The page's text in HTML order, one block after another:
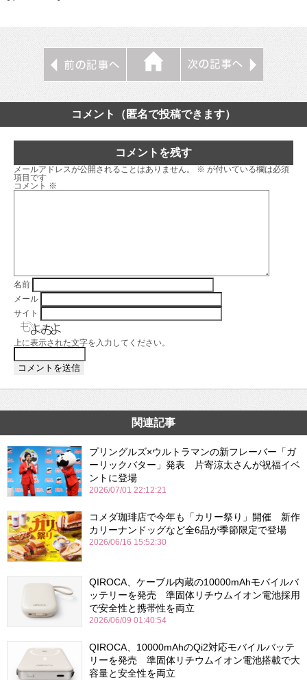
コメント（匿名で投稿できます）
コメントを残す
メールアドレスが公開されることはありません。 ※ が付いている欄は必須
項目です
コメント ※
名前
メール
サイト
上に表示された文字を入力してください。
関連記事
プリングルズ×ウルトラマンの新フレーバー「ガ
ーリックバター」発表 片寄涼太さんが祝福イベ
ントに登場
2026/07/01 22:12:21
コメダ珈琲店で今年も「カリー祭り」開催 新作
カリーナンドッグなど全6品が季節限定で登場
2026/06/16 15:52:30
QIROCA、ケーブル内蔵の10000mAhモバイルバ
ッテリーを発売 準固体リチウムイオン電池採用
で安全性と携帯性を両立
2026/06/09 01:40:54
QIROCA、10000mAhのQi2対応モバイルバッテ
リーを発売 準固体リチウムイオン電池搭載で大
容量と安全性を両立